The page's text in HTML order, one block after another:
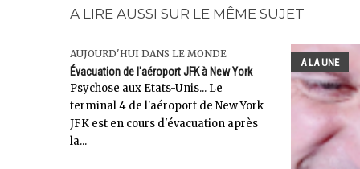
A LIRE AUSSI SUR LE MÊME SUJET
AUJOURD'HUI DANS LE MONDE
Évacuation de l'aéroport JFK à New York
Psychose aux Etats-Unis... Le
terminal 4 de l'aéroport de New York
JFK est en cours d'évacuation après
la...
A LA UNE